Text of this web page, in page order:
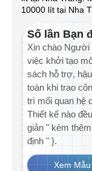
10000 lít tại Nha
Số lần Bạn
Xin chào Người
việc khởi tạo
sách hỗ trợ,
toàn khi trao
trì mối quan hệ
Thiết kế nào
giản " kèm
định " }.
Xem